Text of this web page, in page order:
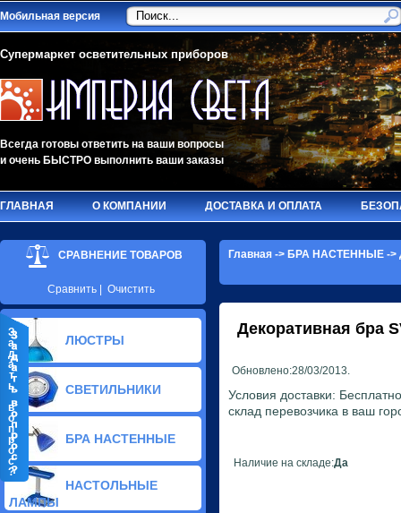
З
а
д
а
т
ь
в
о
п
р
о
с
?
Мобильная версия
Супермаркет осветительных приборов
Всегда готовы ответить на ваши вопросы
и очень БЫСТРО выполнить ваши заказы
ГЛАВНАЯ О КОМПАНИИ ДОСТАВКА И ОПЛАТА
Главная -> БРА НАСТЕННЫЕ ->
Декоративная бра
Обновлено:28/03/2013.
Наличие на складе:Да
Условия доставки:
склад перевозчика в ваш
СРАВНЕНИЕ ТОВАРОВ
Сравнить Очистить
ЛЮСТРЫ
СВЕТИЛЬНИКИ
БРА НАСТЕННЫЕ
Классические бра (33)
Стеклянные бра (114)
Тиффани бра (9)
НАСТОЛЬНЫЕ
ЛАМПЫ